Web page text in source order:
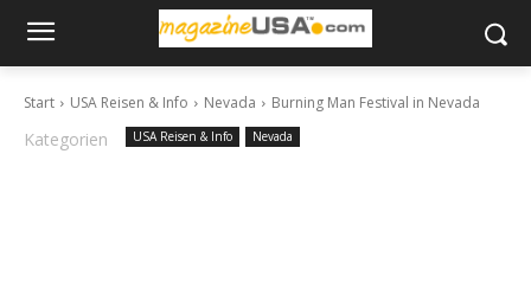
Start USA Reisen & Info Nevada Burning Man Festival in Nevada
Kategorien USA Reisen & Info Nevada